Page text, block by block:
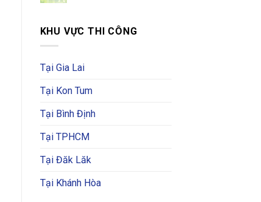
KHU VỰC THI CÔNG
Tại Gia Lai
Tại Kon Tum
Tại Bình Định
Tại TPHCM
Tại Đăk Lăk
Tại Khánh Hòa